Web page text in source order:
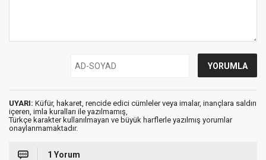
UYARI: Küfür, hakaret, rencide edici cümleler veya imalar, inançlara saldırı
içeren, imla kuralları ile yazılmamış,
Türkçe karakter kullanılmayan ve büyük harflerle yazılmış yorumlar
onaylanmamaktadır.
1 Yorum